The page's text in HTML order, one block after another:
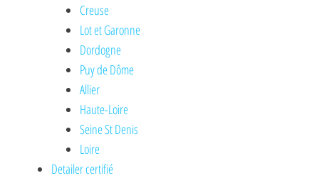
Creuse
Lot et Garonne
Dordogne
Puy de Dôme
Allier
Haute-Loire
Seine St Denis
Loire
Detailer certifié